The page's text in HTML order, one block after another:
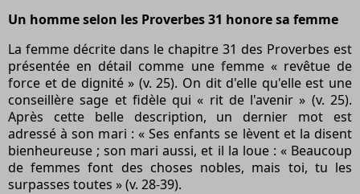
Un hommeselon les Proverbes 31 honore sa femme
La femme décrite dans le chapitre 31 des Proverbes est
présentée en détail comme une femme « revêtue de
force et de dignité » (v. 25). On dit d'elle qu'elle est une
conseillère sage et fidèle qui « rit de l'avenir » (v. 25).
Après cette belle description, un dernier mot est
adressé à son mari : « Ses enfants se lèvent et la disent
bienheureuse ; son mari aussi, et il la loue : « Beaucoup
de femmes font des choses nobles, mais toi, tu les
surpasses toutes » (v. 28-39).